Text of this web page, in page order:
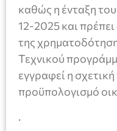
καθώς η ένταξη
12-2025 και
της
Τεχνικού
εγγραφεί η
προϋπολογισμό
.